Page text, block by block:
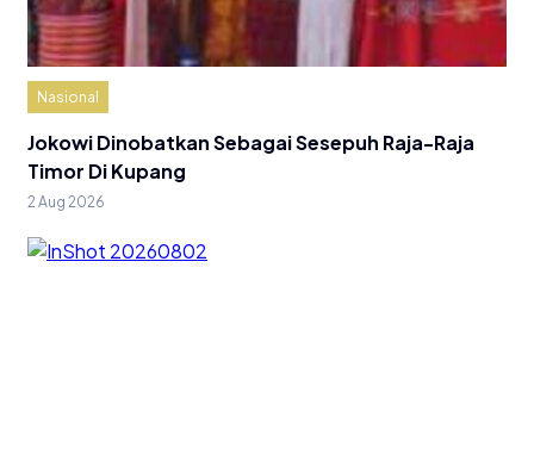
Nasional
Jokowi Dinobatkan Sebagai Sesepuh Raja-Raja
Timor Di Kupang
2 Aug 2026